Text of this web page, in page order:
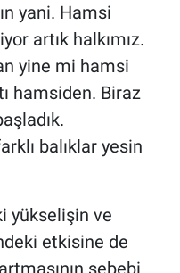
yani. Hamsi
artık halkımız.
yine mi hamsi
hamsiden. Biraz
balıklar yesin
yükselişin ve
etkisine de
sebebi